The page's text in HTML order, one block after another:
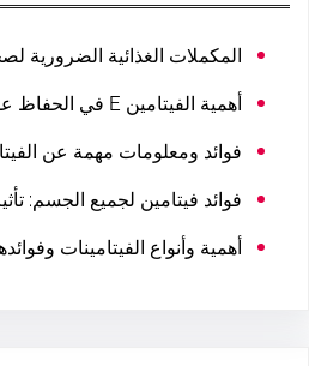
المكملات الغذائية الضرورية
أهمية الفيتامين E في الحفاظ على صحة الجسم
فوائد ومعلومات مهمة عن
فوائد فيتامين لجميع الجسم:
أهمية وأنواع الفيتامينات